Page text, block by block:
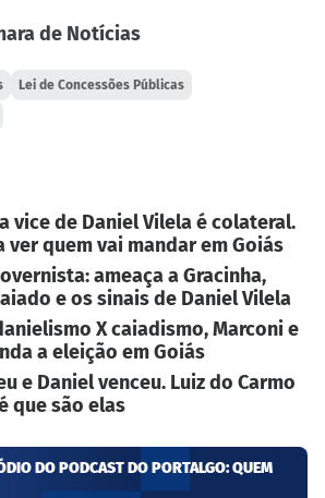
de Notícias
Lei de Concessões Públicas
vice de Daniel Vilela é colateral.
ver quem vai mandar em Goiás
ameaça a Gracinha,
e os sinais de Daniel Vilela
X caiadismo, Marconi e
a eleição em Goiás
e Daniel venceu. Luiz do Carmo
que são elas
DO PODCAST DO PORTALGO: QUEM